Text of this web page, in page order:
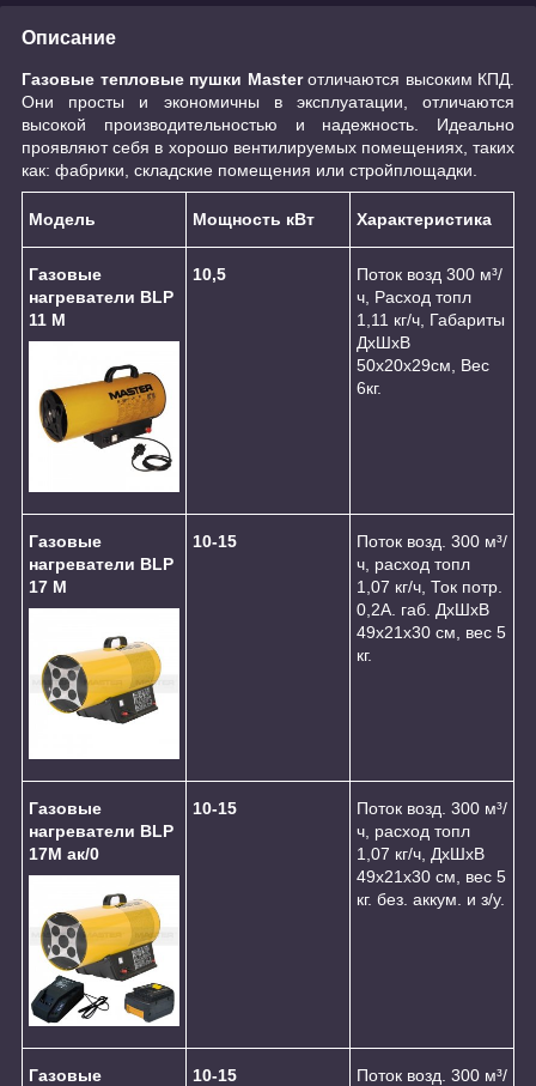
Описание
Газовые тепловые пушки Masterотличаются высоким КПД.
Они просты и экономичны в эксплуатации, отличаются
высокой производительностью и надежность. Идеально
проявляют себя в хорошо вентилируемых помещениях, таких
как: фабрики, складские помещения или стройплощадки.
Модель Мощность кВт Характеристика
Газовые
нагреватели BLP
11 M
10,5
Поток возд 300 м³/
ч, Расход топл
1,11 кг/ч, Габариты
ДхШхВ
50х20х29см, Вес
6кг.
Газовые
нагреватели BLP
17 M
10-15
Поток возд. 300 м³/
ч, расход топл
1,07 кг/ч, Ток потр.
0,2А. габ. ДхШхВ
49х21х30 см, вес 5
кг.
Газовые
нагреватели BLP
17M ак/0
10-15
Поток возд. 300 м³/
ч, расход топл
1,07 кг/ч, ДхШхВ
49х21х30 см, вес 5
кг. без. аккум. и з/у.
Газовые
10-15
Поток возд. 300 м³/